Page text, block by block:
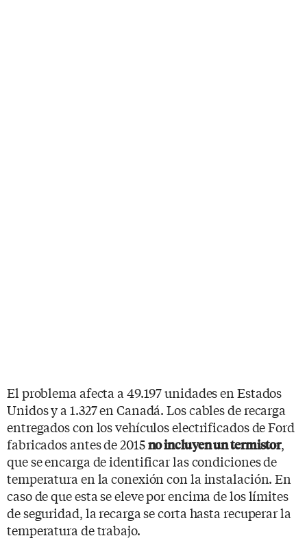
El problema afecta a 49.197 unidades en Estados
Unidos y a 1.327 en Canadá. Los cables de recarga
entregados con los vehículos electrificados de Ford
fabricados antes de 2015no incluyen un termistor,
que se encarga de identificar las condiciones de
temperatura en la conexión con la instalación. En
caso de que esta se eleve por encima de los límites
de seguridad, la recarga se corta hasta recuperar la
temperatura de trabajo.